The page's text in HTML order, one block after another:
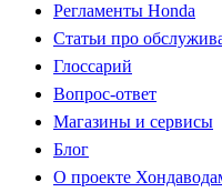
Регламенты Honda
Статьи про
Глоссарий
Вопрос-ответ
Магазины и сервисы
Блог
О проекте